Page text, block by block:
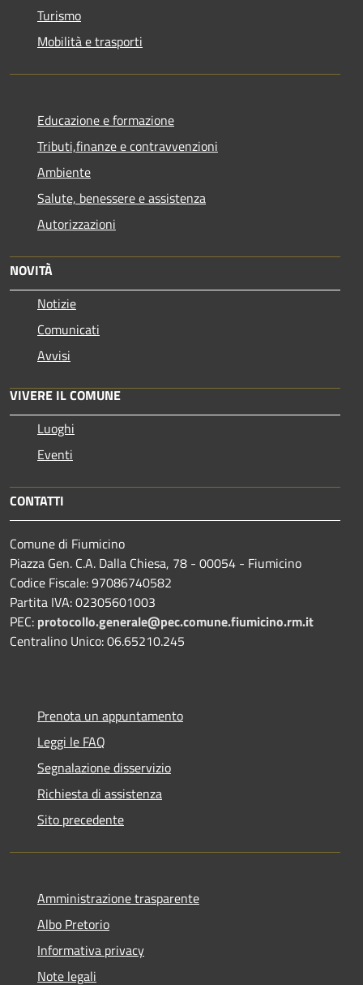
Turismo
Mobilità e trasporti
Educazione e formazione
Tributi,finanze e contravvenzioni
Ambiente
Salute, benessere e assistenza
Autorizzazioni
NOVITÀ
Notizie
Comunicati
Avvisi
VIVERE IL COMUNE
Luoghi
Eventi
CONTATTI
Comune di Fiumicino
Piazza Gen. C.A. Dalla Chiesa, 78 - 00054 - Fiumicino
Codice Fiscale: 97086740582
Partita IVA: 02305601003
PEC: protocollo.generale@pec.comune.fiumicino.rm.it
Centralino Unico: 06.65210.245
Prenota un appuntamento
Leggi le FAQ
Segnalazione disservizio
Richiesta di assistenza
Sito precedente
Amministrazione trasparente
Albo Pretorio
Informativa privacy
Note legali